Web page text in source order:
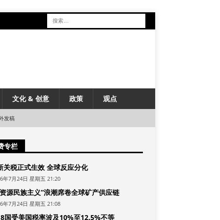
文化 & 创意 政策 观点
发稿
专栏
关税正式生效 全球反应分化
年7月24日 星期五 21:20
源民族主义”浪潮席卷全球矿产供应链
年7月24日 星期五 21:08
国受美国税率波及10%至12.5%不等